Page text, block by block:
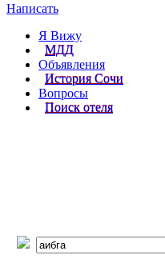
Написать
Я Вижу
МДД
Объявления
История Сочи
Вопросы
Поиск отеля